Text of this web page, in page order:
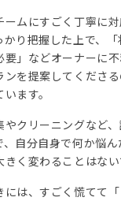
ムにすごく丁寧に
り把握した上で、
要」などオーナーに
ンを提案してくださ
ます。
クリーニングなど
自分自身で何か悩
く変わることはない
は、すごく慌てて